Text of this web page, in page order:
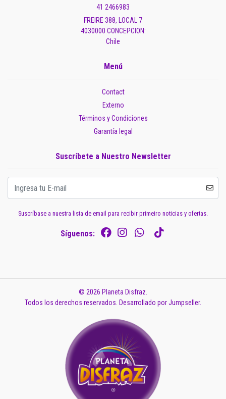
41 2466983
FREIRE 388, LOCAL 7
4030000 CONCEPCION:
Chile
Menú
Contact
Externo
Términos y Condiciones
Garantía legal
Suscríbete a Nuestro Newsletter
Suscríbase a nuestra lista de email para recibir primeiro noticias y ofertas.
Síguenos:
© 2026 Planeta Disfraz.
Todos los derechos reservados. Desarrollado por Jumpseller.